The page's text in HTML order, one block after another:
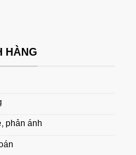
HÀNG
phản ánh